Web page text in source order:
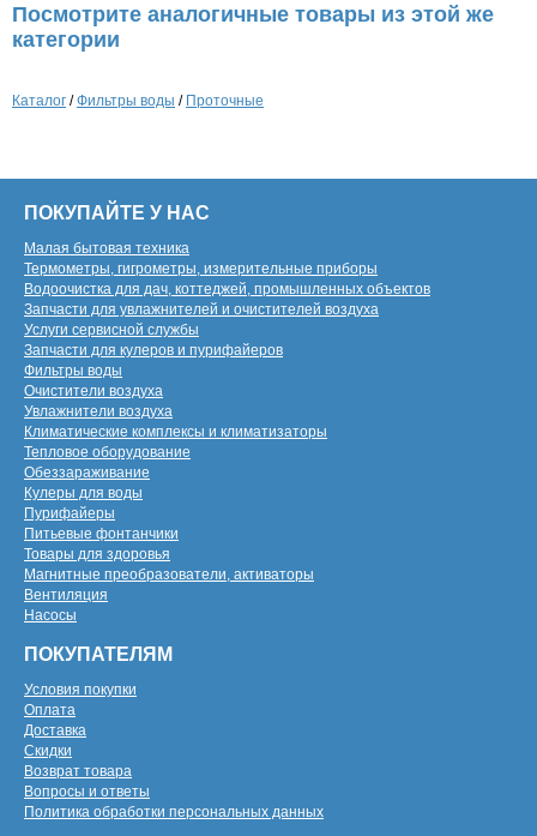
Посмотрите аналогичные товары из этой же
категории
Каталог /Фильтры воды / Проточные
ПОКУПАЙТЕ У НАС
Малая бытовая техника
Термометры, гигрометры, измерительные приборы
Водоочистка для дач, коттеджей, промышленных объектов
Запчасти для увлажнителей и очистителей воздуха
Услуги сервисной службы
Запчасти для кулеров и пурифайеров
Фильтры воды
Очистители воздуха
Увлажнители воздуха
Климатические комплексы и климатизаторы
Тепловое оборудование
Обеззараживание
Кулеры для воды
Пурифайеры
Питьевые фонтанчики
Товары для здоровья
Магнитные преобразователи, активаторы
Вентиляция
Насосы
ПОКУПАТЕЛЯМ
Условия покупки
Оплата
Доставка
Скидки
Возврат товара
Вопросы и ответы
Политика обработки персональных данных